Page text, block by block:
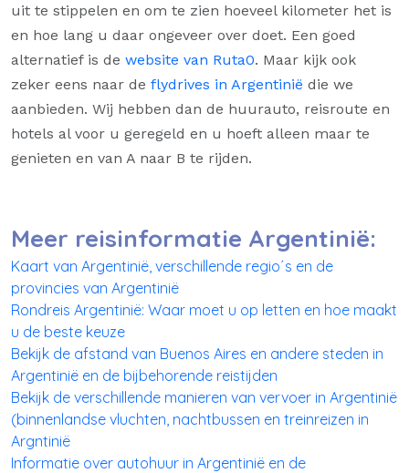
uit te stippelen en om te zien hoeveel kilometer het is
en hoe lang u daar ongeveer over doet. Een goed
alternatief is de website van Ruta0. Maar kijk ook
zeker eens naar de flydrives in Argentinië die we
aanbieden. Wij hebben dan de huurauto, reisroute en
hotels al voor u geregeld en u hoeft alleen maar te
genieten en van A naar B te rijden.
Meer reisinformatie Argentinië:
Kaart van Argentinië, verschillende regio´s en de
provincies van Argentinië
Rondreis Argentinië: Waar moet u op letten en hoe maakt
u de beste keuze
Bekijk de afstand van Buenos Aires en andere steden in
Argentinië en de bijbehorende reistijden
Bekijk de verschillende manieren van vervoer in Argentinië
(binnenlandse vluchten, nachtbussen en treinreizen in
Argntinië
Informatie over autohuur in Argentinië en de